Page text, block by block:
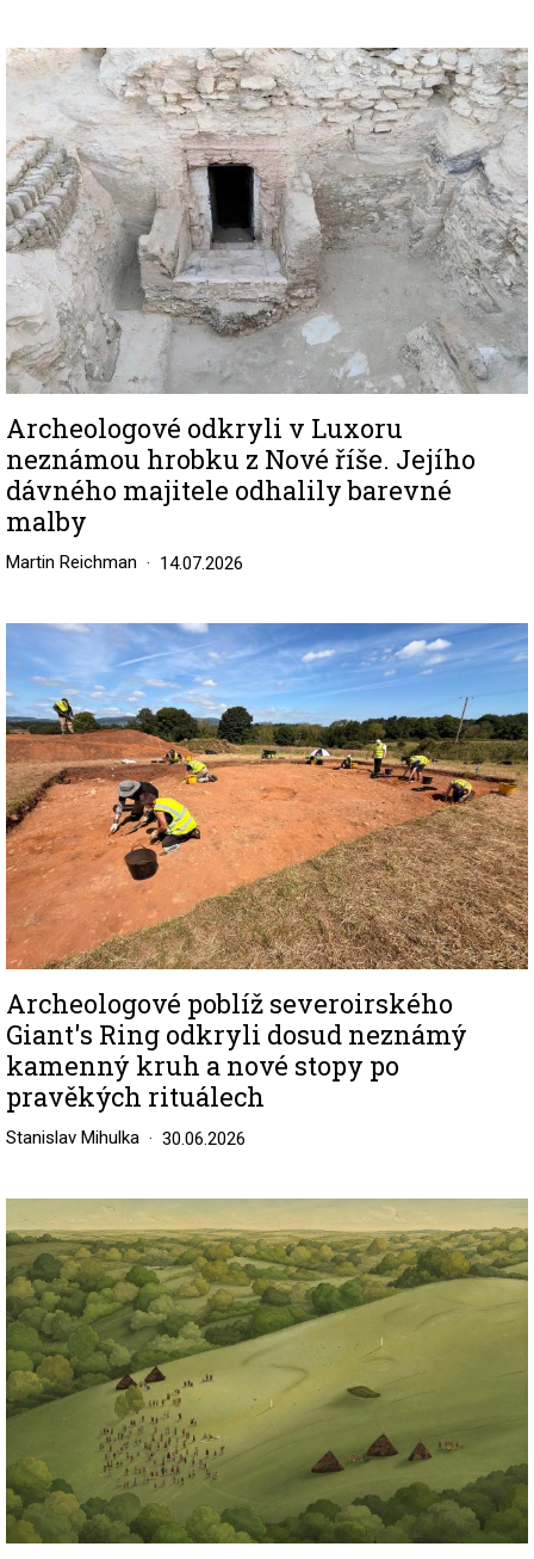
Image
Archeologové odkryli v Luxoru
neznámou hrobku z Nové říše. Jejího
dávného majitele odhalily barevné
malby
Martin Reichman 14.07.2026
Image
Archeologové poblíž severoirského
Giant's Ring odkryli dosud neznámý
kamenný kruh a nové stopy po
pravěkých rituálech
Stanislav Mihulka 30.06.2026